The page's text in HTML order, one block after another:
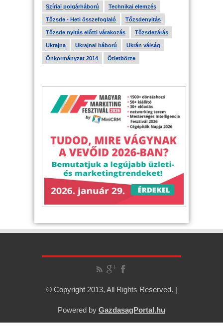
Szíriai polgárháború Technikai elemzés
Tőzsde - Heti összefoglaló Tőzsdenyitás
Tőzsde nyitás előtti várakozás Tőzsdezárás
Ukrajna Ukrajnai háború Ukrán válság
Önkormányzat 2014 Ötletbörze
© Copyright 2013, All Rights Reserved. |
Powered by GazdasagPortal.hu